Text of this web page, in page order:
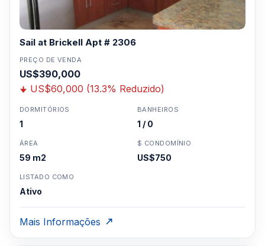
Sail at Brickell Apt # 2306
PREÇO DE VENDA
US$390,000
US$60,000 (13.3% Reduzido)
DORMITÓRIOS
1
BANHEIROS
1 / 0
ÁREA
59 m2
$ CONDOMÍNIO
US$750
LISTADO COMO
Ativo
Mais Informações